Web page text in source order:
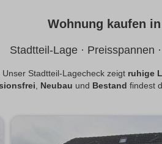
Wohnung kaufen
Stadtteil-Lage · Preisspannen
Unser Stadtteil-Lagecheck zeigt ruhige
, Neubau und Bestand findest